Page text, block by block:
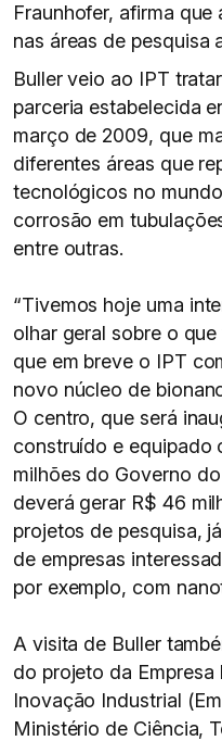
Fraunhofer, afirma que
nas áreas de pesquisa
Buller veio ao IPT
parceria estabelecida
março de 2009, que
diferentes áreas que
tecnológicos no
corrosão em
entre outras.
“Tivemos hoje uma
olhar geral sobre o
que em breve o IPT
novo núcleo de
O centro, que será
construído e equipado
milhões do Governo
deverá gerar R$ 46
projetos de pesquisa,
de empresas
por exemplo, com
A visita de Buller
do projeto da Empresa
Inovação Industrial
Ministério de Ciência,